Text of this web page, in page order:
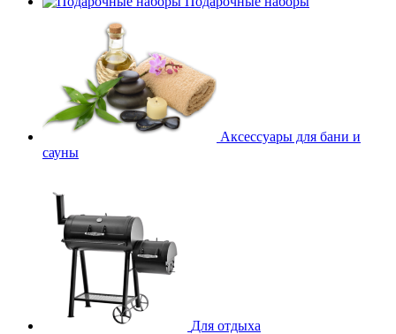
Аксессуары для бани и
сауны
Для отдыха